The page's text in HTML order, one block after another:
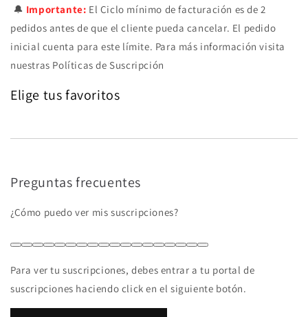
🔔 Importante: El Ciclo mínimo de facturación es de 2
pedidos antes de que el cliente pueda cancelar. El pedido
inicial cuenta para este límite. Para más información visita
nuestras Políticas de Suscripción
Elige tus favoritos
Preguntas frecuentes
¿Cómo puedo ver mis suscripciones?
Para ver tu suscripciones, debes entrar a tu portal de
suscripciones haciendo click en el siguiente botón.